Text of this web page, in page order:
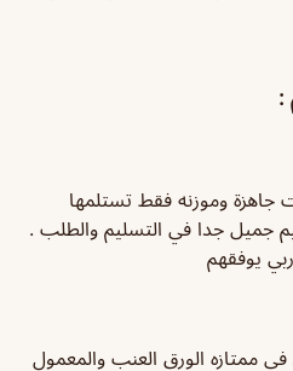
:
جاهزة وموزنه فقط تستلمها
جميل جدا في التسليم والطلب .
يوفقهم
الورق العنب والمعمول